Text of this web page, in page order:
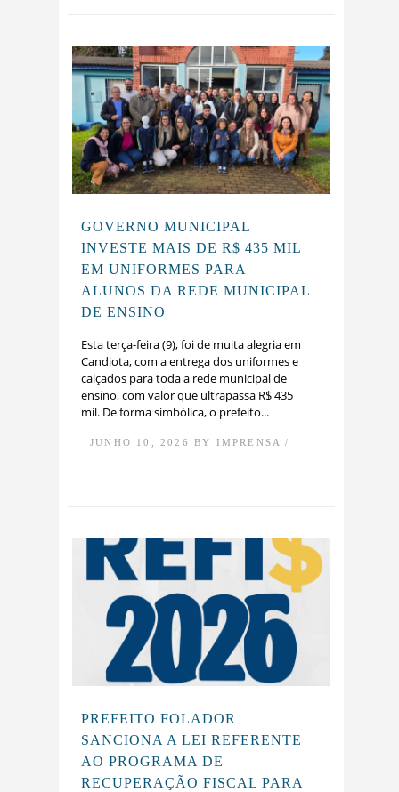
GOVERNO MUNICIPAL
INVESTE MAIS DE R$ 435 MIL
EM UNIFORMES PARA
ALUNOS DA REDE MUNICIPAL
DE ENSINO
Esta terça-feira (9), foi de muita alegria em
Candiota, com a entrega dos uniformes e
calçados para toda a rede municipal de
ensino, com valor que ultrapassa R$ 435
mil. De forma simbólica, o prefeito...
JUNHO 10, 2026 BY IMPRENSA /
PREFEITO FOLADOR
SANCIONA A LEI REFERENTE
AO PROGRAMA DE
RECUPERAÇÃO FISCAL PARA